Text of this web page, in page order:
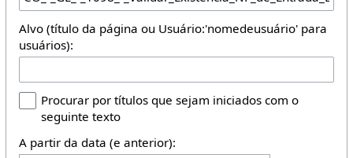
Alvo (título da página ou Usuário:'nomedeusuário' para
usuários):
Procurar por títulos que sejam iniciados com o
seguinte texto
A partir da data (e anterior):